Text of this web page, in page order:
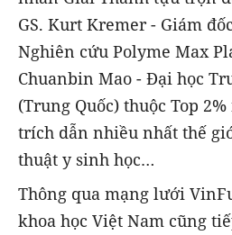
GS. Kurt Kremer - Giám
Nghiên cứu Polyme Max
Chuanbin Mao - Đại học
(Trung Quốc) thuộc Top
trích dẫn nhiều nhất thế
thuật y sinh học…
Thông qua mạng lưới
khoa học Việt Nam cũng